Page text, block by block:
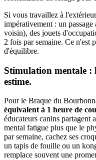
Si vous travaillez à
impérativement : un
voisin), des jouets
2 fois par semaine. Ce
d'équilibre.
Stimulation mentale :
estime.
Pour le Braque du
équivalent à 1 heure de
éducateurs canins partagent
mental fatigue plus que le
par semaine, cachez ses
un tapis de fouille ou un
remplace souvent une